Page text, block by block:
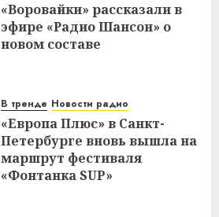
«Воровайки» рассказали в
эфире «Радио Шансон» о
новом составе
В тренде Новости радио
«Европа Плюс» в Санкт-
Петербурге вновь вышла на
маршрут фестиваля
«Фонтанка SUP»